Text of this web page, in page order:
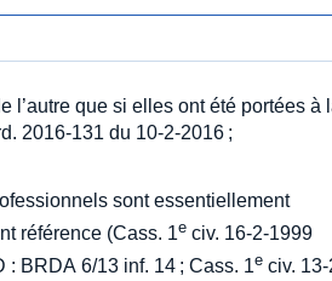
l’autre que si elles ont été portées à
2016-131 du 10-2-2016 ;
sont essentiellement
référence (Cass. 1e civ. 16-2-1999
: BRDA 6/13 inf. 14 ; Cass. 1e civ. 13-